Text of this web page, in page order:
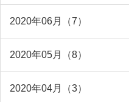
2020年06月（7）
2020年05月（8）
2020年04月（3）